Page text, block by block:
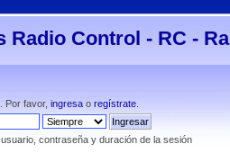
Radio Control - RC -
. Por favor, ingresa o regístrate
contraseña y duración de la sesión